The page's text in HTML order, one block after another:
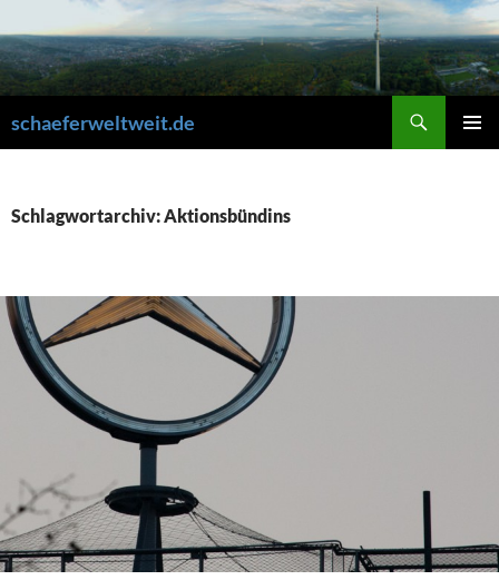
Inhalt
springen
schaeferweltweit.de
Schlagwortarchiv: Aktionsbündins